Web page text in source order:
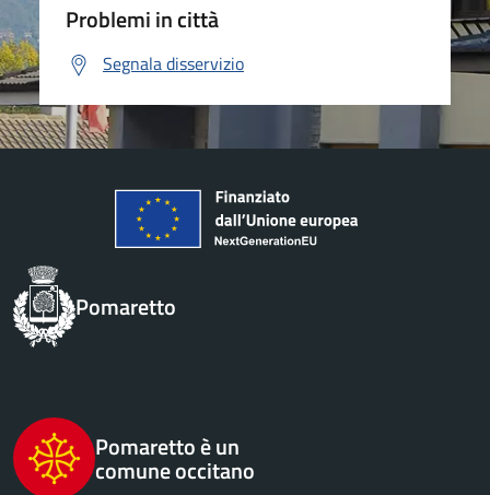
Problemi in città
Segnala disservizio
Pomaretto
Pomaretto è un
comune occitano